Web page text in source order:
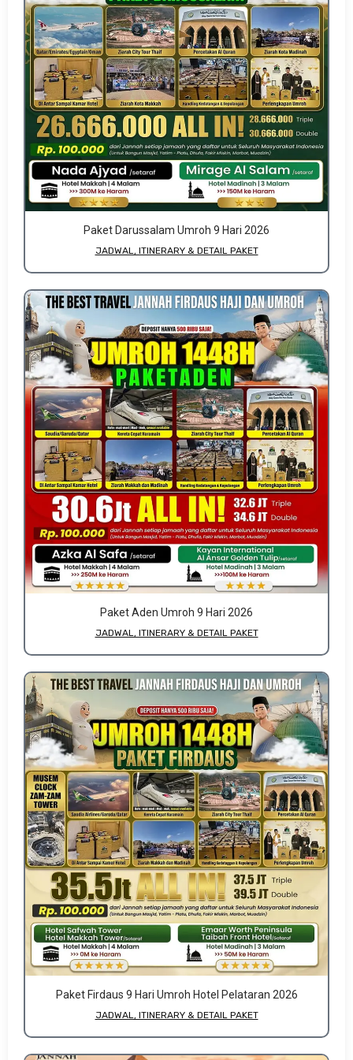
Paket Darussalam Umroh 9 Hari 2026
JADWAL, ITINERARY & DETAIL PAKET
Paket Aden Umroh 9 Hari 2026
JADWAL, ITINERARY & DETAIL PAKET
Paket Firdaus 9 Hari Umroh Hotel Pelataran 2026
JADWAL, ITINERARY & DETAIL PAKET